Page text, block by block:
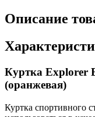
Описание
Куртка Explorer
(оранжевая)
Куртка спортивного